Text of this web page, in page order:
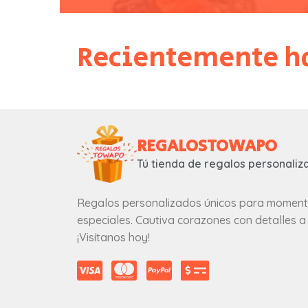
Recientemente
REGALOSTOWAPO
Tú tienda de regalos
Regalos personalizados únicos para
especiales. Cautiva corazones con detalles
¡Visítanos hoy!